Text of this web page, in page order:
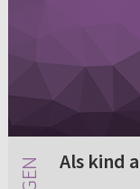
Als kind